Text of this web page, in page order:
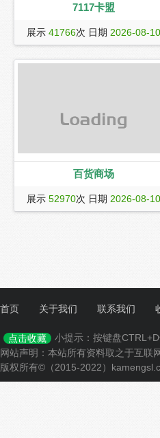
7117卡盟
7117卡盟是一家游戏点卡销售平台，主
展示 41766次 日期 2026-08-10
百货商场
展示 52970次 日期 2026-08-10
首页 关于我们 联系我们
点击收藏
小提示：按键盘CTRL+D
网站声明：本站所有资料取之于互联
版权所有©（2015-2022）